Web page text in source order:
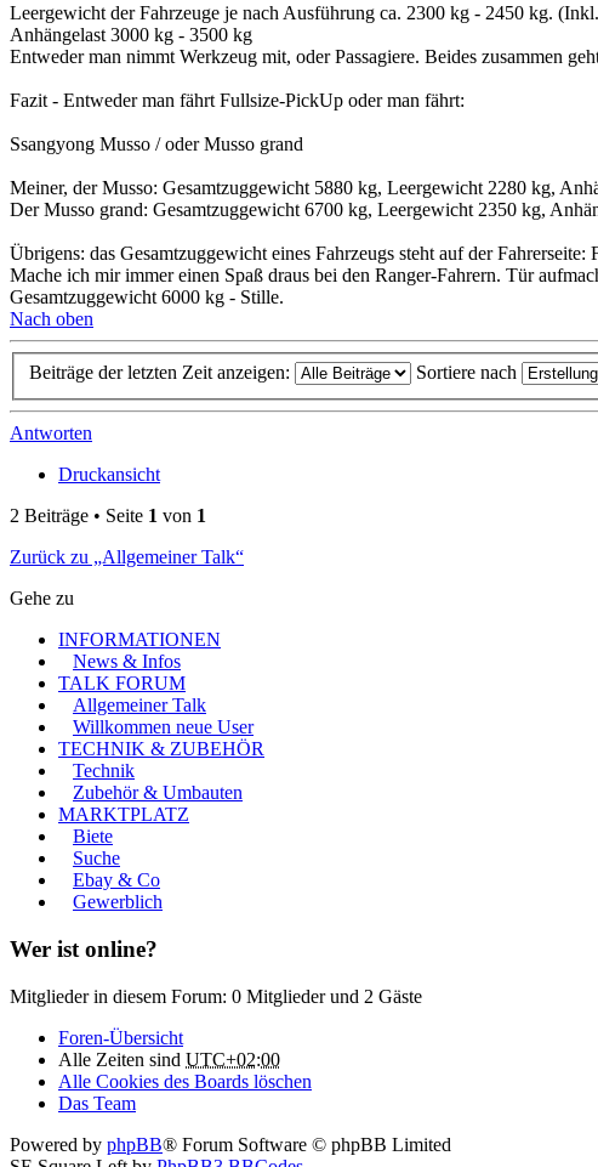
Leergewicht der Fahrzeuge je nach Ausführung ca. 2300 kg - 2450 kg.
Anhängelast 3000 kg - 3500 kg
Entweder man nimmt Werkzeug mit, oder Passagiere. Beides zusammen
Fazit - Entweder man fährt Fullsize-PickUp oder man fährt:
Ssangyong Musso / oder Musso grand
Meiner, der Musso: Gesamtzuggewicht 5880 kg, Leergewicht 2280 kg,
Der Musso grand: Gesamtzuggewicht 6700 kg, Leergewicht 2350 kg,
Übrigens: das Gesamtzuggewicht eines Fahrzeugs steht auf der
Mache ich mir immer einen Spaß draus bei den Ranger-Fahrern. Tür
Gesamtzuggewicht 6000 kg - Stille.
Nach oben
Beiträge der letzten Zeit anzeigen: Sortiere nach
Antworten
Druckansicht
2 Beiträge • Seite 1 von 1
Zurück zu „Allgemeiner Talk“
Gehe zu
INFORMATIONEN
News & Infos
TALK FORUM
Allgemeiner Talk
Willkommen neue User
TECHNIK & ZUBEHÖR
Technik
Zubehör & Umbauten
MARKTPLATZ
Biete
Suche
Ebay & Co
Gewerblich
Wer ist online?
Mitglieder in diesem Forum: 0 Mitglieder und 2 Gäste
Foren-Übersicht
Alle Zeiten sind UTC+02:00
Alle Cookies des Boards löschen
Das Team
Powered by phpBB® Forum Software © phpBB Limited